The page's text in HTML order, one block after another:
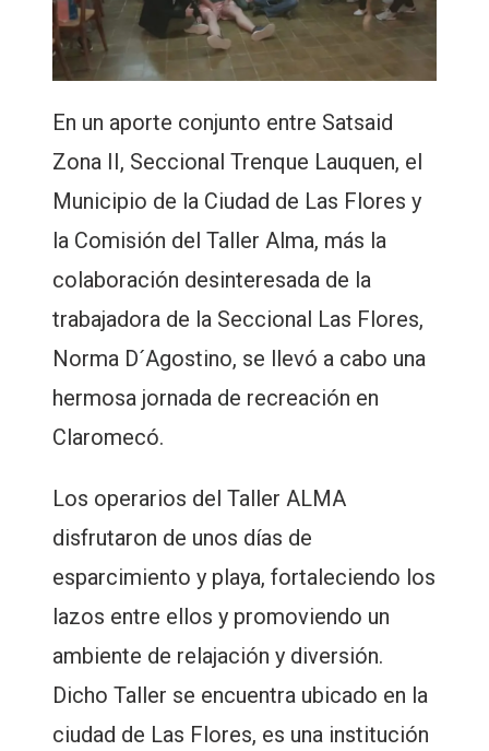
En un aporte conjunto entre Satsaid
Zona II, Seccional Trenque Lauquen, el
Municipio de la Ciudad de Las Flores y
la Comisión del Taller Alma, más la
colaboración desinteresada de la
trabajadora de la Seccional Las Flores,
Norma D´Agostino, se llevó a cabo una
hermosa jornada de recreación en
Claromecó.
Los operarios del Taller ALMA
disfrutaron de unos días de
esparcimiento y playa, fortaleciendo los
lazos entre ellos y promoviendo un
ambiente de relajación y diversión.
Dicho Taller se encuentra ubicado en la
ciudad de Las Flores, es una institución